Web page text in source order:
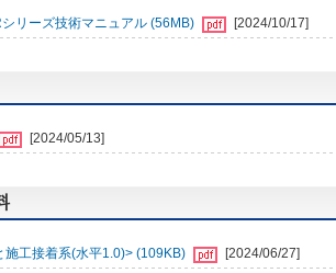
リーズ技術マニュアル (56MB) [2024/10/17]
[2024/05/13]
施工接着系(水平1.0)> (109KB)
[2024/06/27]